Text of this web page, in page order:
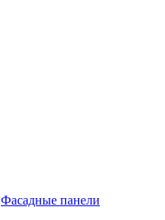
Фасадные панели